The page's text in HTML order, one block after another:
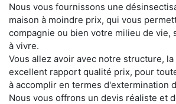
Nous vous fournissons une
maison à moindre prix, qui vous
compagnie ou bien votre milieu de vie,
à vivre.
Vous allez avoir avec notre structure,
excellent rapport qualité prix, pour
à accomplir en termes d'extermination
Nous vous offrons un devis réaliste et